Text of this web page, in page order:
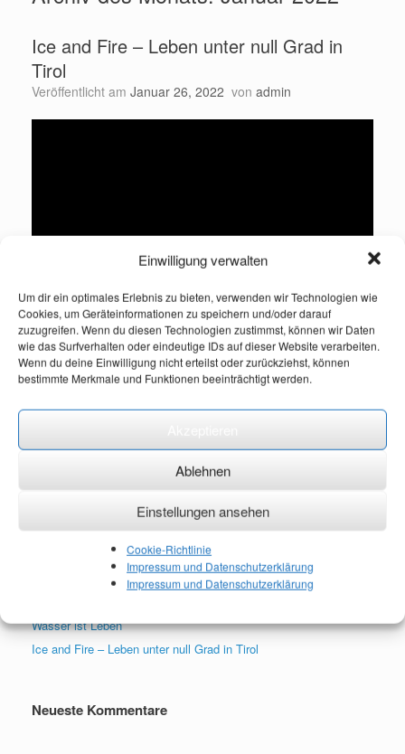
Einwilligung verwalten
Um dir ein optimales Erlebnis zu bieten, verwenden wir Technologien wie
Cookies, um Geräteinformationen zu speichern und/oder darauf
zuzugreifen. Wenn du diesen Technologien zustimmst, können wir Daten
wie das Surfverhalten oder eindeutige IDs auf dieser Website verarbeiten.
Wenn du deine Einwilligung nicht erteilst oder zurückziehst, können
bestimmte Merkmale und Funktionen beeinträchtigt werden.
Ablehnen
Einstellungen ansehen
Cookie-Richtlinie
Impressum und Datenschutzerklärung
Impressum und Datenschutzerklärung
Ice and Fire – Leben unter null Grad in
Tirol
Veröffentlicht am Januar 26, 2022 von admin
… es waren Myriaden im Erstarren zu ebenmäßiger Vielfalt
kristallisch zusammengeschossener Wasserteilchen
(Thomas Mann – Der Zauberberg)
Mitglied mehrerer Fotovereine und ist bekannt für Ihre
Künstler ist, hat Sie schon Bilder ausgestellt. Ihre Bilder zieren
Empfangshallen namhafter Institutionen.
nach:
Neueste Beiträge
Wasser ist Leben
Ice and Fire – Leben unter null Grad in Tirol
Neueste Kommentare